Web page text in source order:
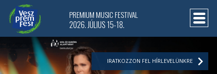
PREMIUM MUSIC FESTIVAL
2026. JÚLIUS 15-18.
IRATKOZZON FEL HÍRLEVELÜNKRE